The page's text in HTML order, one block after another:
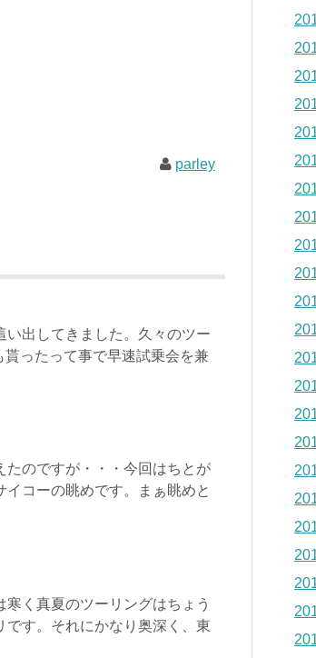
parley
出してきました。久々のツー
ったって事で早速試乗会を兼
たのですが・・・今回はちとが
コーの眺めです。まぁ眺めと
く真夏のツーリングはちょう
です。それにかなり奥深く、東